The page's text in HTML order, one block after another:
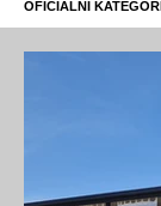
​OFICIÁLNÍ